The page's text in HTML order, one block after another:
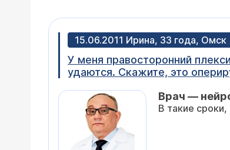
15.06.2011 Ирина, 33 года, Омск
У меня правосторонний
удаются. Скажите, это
Врач —
В такие